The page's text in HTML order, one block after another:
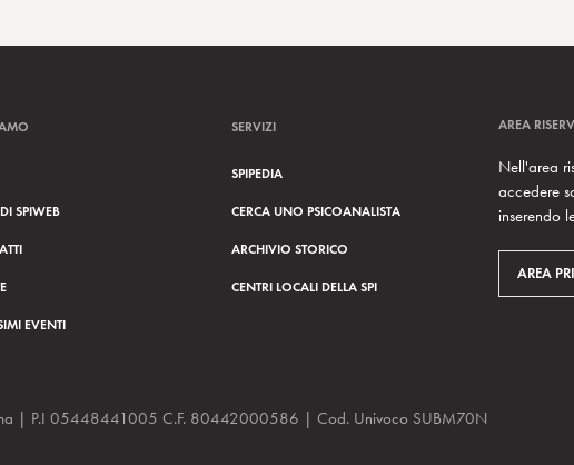
SPIWEB
EVENTI
SERVIZI
SPIPEDIA
CERCA UNO PSICOANALISTA
ARCHIVIO STORICO
CENTRI LOCALI DELLA SPI
AREA
Nell'area
accedere
inserendo
AREA
| P.I 05448441005 C.F. 80442000586 | Cod. Univoco SUBM70N